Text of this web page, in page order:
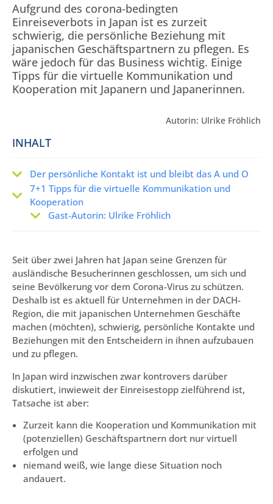
Aufgrund des corona-bedingten
Einreiseverbots in Japan ist es zurzeit
schwierig, die persönliche Beziehung mit
japanischen Geschäftspartnern zu pflegen. Es
wäre jedoch für das Business wichtig. Einige
Tipps für die virtuelle Kommunikation und
Kooperation mit Japanern und Japanerinnen.
Autorin: Ulrike Fröhlich
INHALT
Der persönliche Kontakt ist und bleibt das A und O
7+1 Tipps für die virtuelle Kommunikation und
Kooperation
Gast-Autorin: Ulrike Fröhlich
Seit über zwei Jahren hat Japan seine Grenzen für
ausländische Besucherinnen geschlossen, um sich und
seine Bevölkerung vor dem Corona-Virus zu schützen.
Deshalb ist es aktuell für Unternehmen in der DACH-
Region, die mit japanischen Unternehmen Geschäfte
machen (möchten), schwierig, persönliche Kontakte und
Beziehungen mit den Entscheidern in ihnen aufzubauen
und zu pflegen.
In Japan wird inzwischen zwar kontrovers darüber
diskutiert, inwieweit der Einreisestopp zielführend ist,
Tatsache ist aber:
Zurzeit kann die Kooperation und Kommunikation mit
(potenziellen) Geschäftspartnern dort nur virtuell
erfolgen und
niemand weiß, wie lange diese Situation noch
andauert.